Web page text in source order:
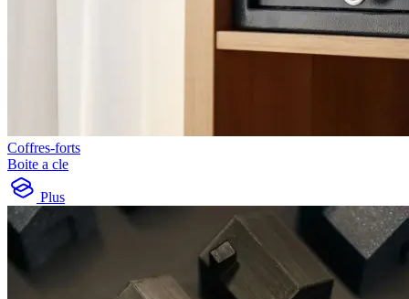
Coffres-forts
Boite a cle
Plus